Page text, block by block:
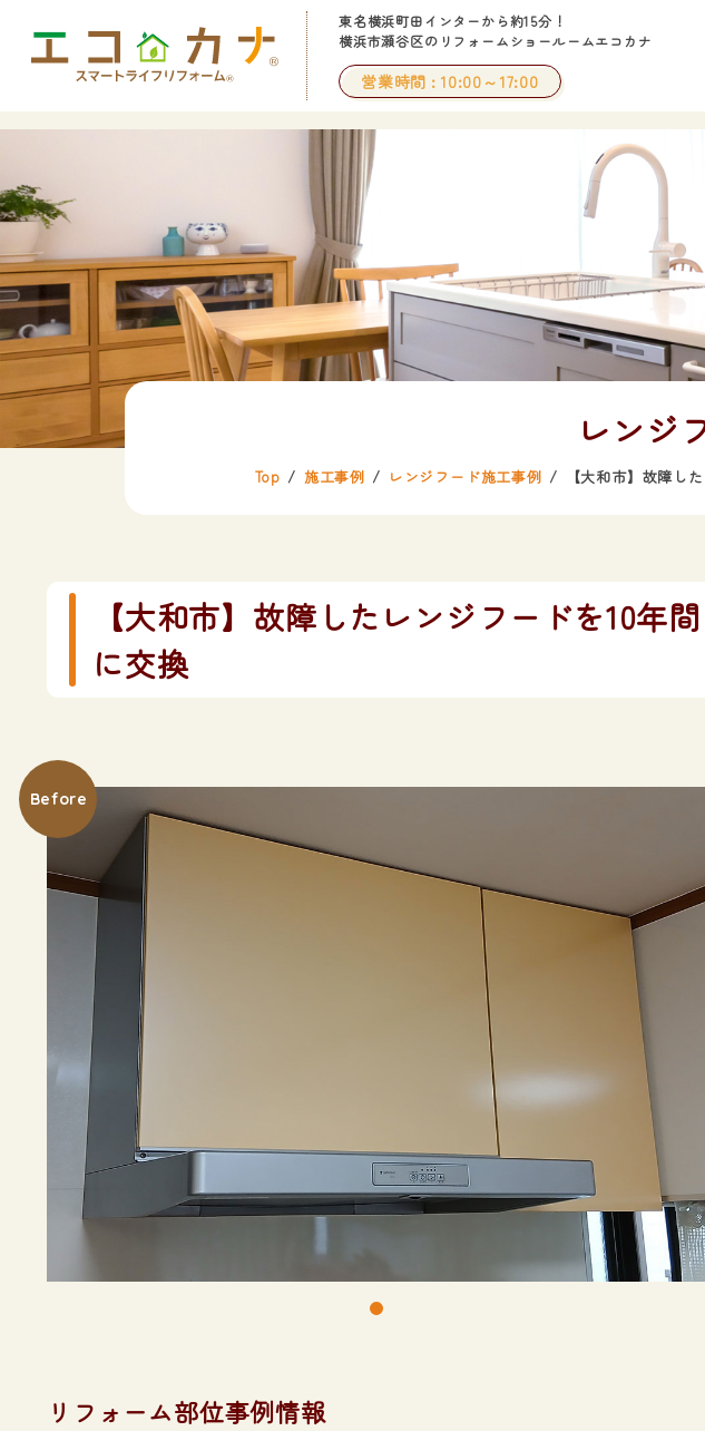
東名横浜町田インターから約15分！
横浜市瀬谷区のリフォームショールームエコカナ
営業時間 10:00～17:00
レンジ
Top 施工事例 レンジフード施工事例 【大和市】故障し
【大和市】故障したレンジフードを10年
に交換
リフォーム部位事例情報